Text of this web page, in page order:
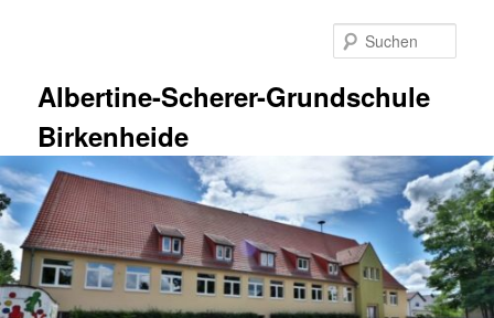
Albertine-Scherer-Grundschule
Birkenheide